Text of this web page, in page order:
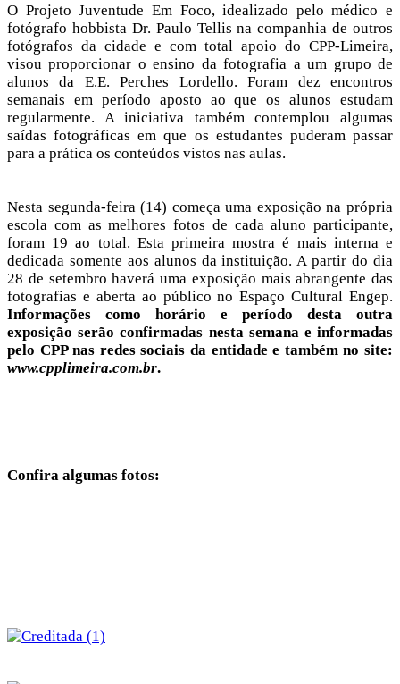
O Projeto Juventude Em Foco, idealizado pelo médico e
fotógrafo hobbista Dr. Paulo Tellis na companhia de outros
fotógrafos da cidade e com total apoio do CPP-Limeira,
visou proporcionar o ensino da fotografia a um grupo de
alunos da E.E. Perches Lordello. Foram dez encontros
semanais em período aposto ao que os alunos estudam
regularmente. A iniciativa também contemplou algumas
saídas fotográficas em que os estudantes puderam passar
para a prática os conteúdos vistos nas aulas.
Nesta segunda-feira (14) começa uma exposição na própria
escola com as melhores fotos de cada aluno participante,
foram 19 ao total. Esta primeira mostra é mais interna e
dedicada somente aos alunos da instituição. A partir do dia
28 de setembro haverá uma exposição mais abrangente das
fotografias e aberta ao público no Espaço Cultural Engep.
Informações como horário e período desta outra
exposição serão confirmadas nesta semana e informadas
pelo CPP nas redes sociais da entidade e também no site:
www.cpplimeira.com.br.
Confira algumas fotos: